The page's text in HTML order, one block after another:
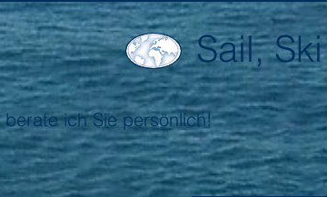
Sail,
berate ich Sie persönlich!